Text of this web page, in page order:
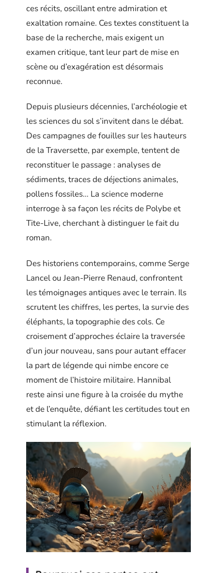
ces récits, oscillant entre admiration et
exaltation romaine. Ces textes constituent la
base de la recherche, mais exigent un
examen critique, tant leur part de mise en
scène ou d’exagération est désormais
reconnue.
Depuis plusieurs décennies, l’archéologie et
les sciences du sol s’invitent dans le débat.
Des campagnes de fouilles sur les hauteurs
de la Traversette, par exemple, tentent de
reconstituer le passage : analyses de
sédiments, traces de déjections animales,
pollens fossiles… La science moderne
interroge à sa façon les récits de Polybe et
Tite-Live, cherchant à distinguer le fait du
roman.
Des historiens contemporains, comme Serge
Lancel ou Jean-Pierre Renaud, confrontent
les témoignages antiques avec le terrain. Ils
scrutent les chiffres, les pertes, la survie des
éléphants, la topographie des cols. Ce
croisement d’approches éclaire la traversée
d’un jour nouveau, sans pour autant effacer
la part de légende qui nimbe encore ce
moment de l’histoire militaire. Hannibal
reste ainsi une figure à la croisée du mythe
et de l’enquête, défiant les certitudes tout en
stimulant la réflexion.